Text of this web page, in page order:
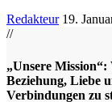
Redakteur 19.
//
„Unsere
Beziehung, Liebe
Verbindungen zu